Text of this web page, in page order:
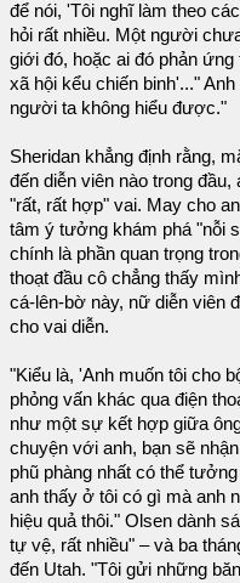
để nói, 'Tôi nghĩ làm theo
hỏi rất nhiều. Một người
giới đó, hoặc ai đó phản
xã hội kểu chiến binh'..."
người ta không hiểu được."
Sheridan khẳng định rằng,
đến diễn viên nào trong
"rất, rất hợp" vai. May cho
tâm ý tưởng khám phá "nỗi
chính là phần quan trọng
thoạt đầu cô chẳng thấy
cá-lên-bờ này, nữ diễn viên
cho vai diễn.
"Kiểu là, 'Anh muốn tôi cho
phỏng vấn khác qua điện
như một sự kết hợp giữa
chuyện với anh, bạn sẽ
phũ phàng nhất có thể
anh thấy ở tôi có gì mà anh
hiệu quả thôi." Olsen dành
tự vệ, rất nhiều" – và ba
đến Utah. "Tôi gửi những